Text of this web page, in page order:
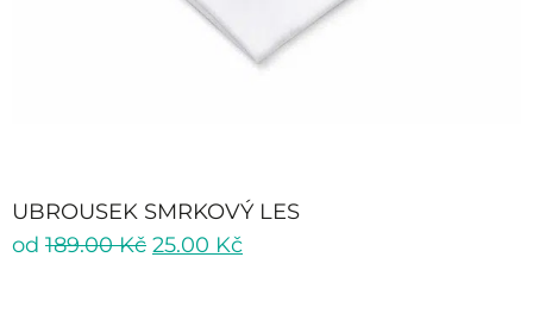
UBROUSEK SMRKOVÝ LES
od 189.00Kč 25.00 Kč